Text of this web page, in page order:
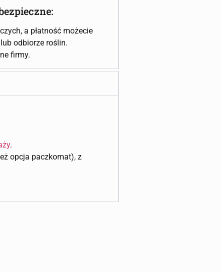
a płatność możecie
odbiorze roślin.
firmy.
.
opcja paczkomat), z